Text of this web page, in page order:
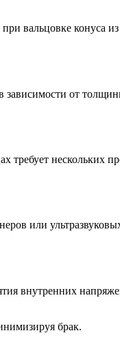
вальцовке конуса
от
требует нескольких
или
внутренних
брак.